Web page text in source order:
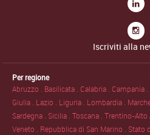
Iscriviti alla
Per regione
Abruzzo . Basilicata .Calabria .Campania .
Giulia . Lazio . Liguria . Lombardia .
Sardegna . Sicilia .Toscana .Trentino-Alto
Veneto . Repubblica di San Marino . Stato